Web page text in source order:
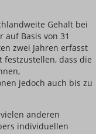
Gehalt bei
auf Basis von 31
zwei Jahren erfasst
festzustellen, dass die
jedoch auch bis zu
anderen
individuellen